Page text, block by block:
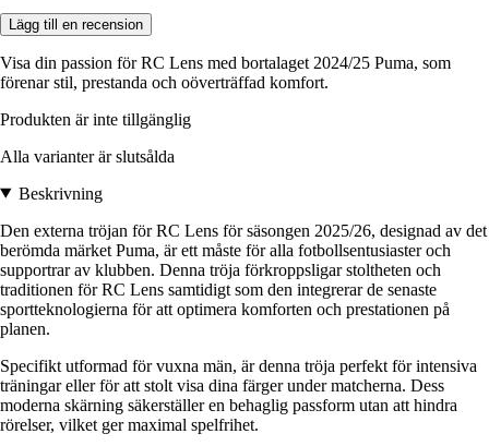
Lägg till en recension
Visa din passion för RC Lens med bortalaget 2024/25 Puma, som
förenar stil, prestanda och oöverträffad komfort.
Produkten är inte tillgänglig
Alla varianter är slutsålda
Beskrivning
Den externa tröjan för RC Lens för säsongen 2025/26, designad av det
berömda märket Puma, är ett måste för alla fotbollsentusiaster och
supportrar av klubben. Denna tröja förkroppsligar stoltheten och
traditionen för RC Lens samtidigt som den integrerar de senaste
sportteknologierna för att optimera komforten och prestationen på
planen.
Specifikt utformad för vuxna män, är denna tröja perfekt för intensiva
träningar eller för att stolt visa dina färger under matcherna. Dess
moderna skärning säkerställer en behaglig passform utan att hindra
rörelser, vilket ger maximal spelfrihet.